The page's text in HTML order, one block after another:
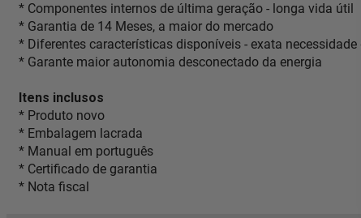
* Componentes internos de última geração - longa vida útil
* Garantia de 14 Meses, a maior do mercado
* Diferentes características disponíveis - exata necessidade
* Garante maior autonomia desconectado da energia
Itens inclusos
* Produto novo
* Embalagem lacrada
* Manual em português
* Certificado de garantia
* Nota fiscal